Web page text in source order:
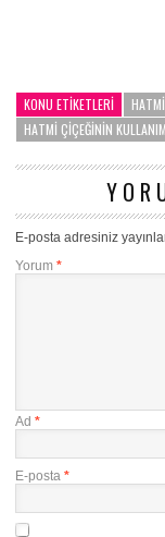
KONU ETIKETLERI
HATMI ÇIÇEĞININ
E-posta adresiniz
Yorum *
Ad *
E-posta *